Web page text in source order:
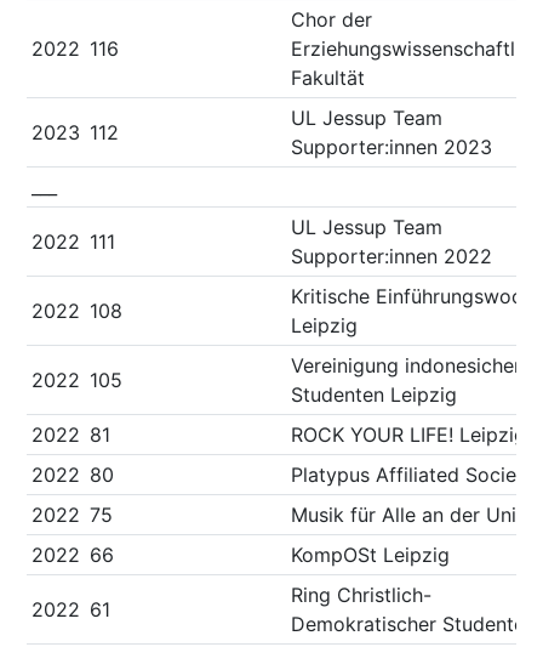
2022 116
Chor der
Fakultät
2023 112
UL Jessup Team
Supporter:innen 2023
2022 111
UL Jessup Team
Supporter:innen 2022
2022 108
Kritische
Leipzig
2022 105
Vereinigung indonesicher
Studenten Leipzig
2022 81
ROCK YOUR LIFE! Leipzig
2022 80
Platypus Affiliated Society
2022 75
Musik für Alle an der Uni
2022 66 KompOSt Leipzig
2022 61
Ring Christlich-
Demokratischer Studenten